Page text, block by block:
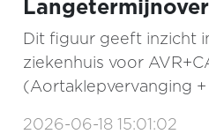
Dit figuur geeft inzicht
ziekenhuis voor
(Aortaklepvervanging +
2026-06-18 15:01:02